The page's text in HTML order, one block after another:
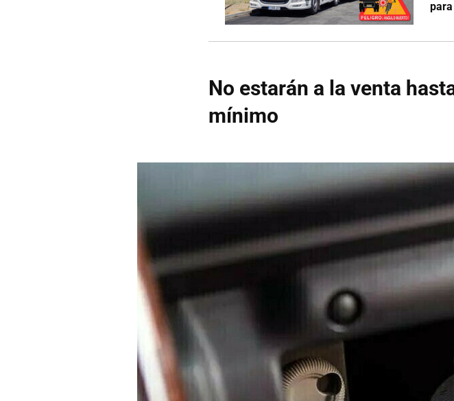
No estarán a la venta
mínimo